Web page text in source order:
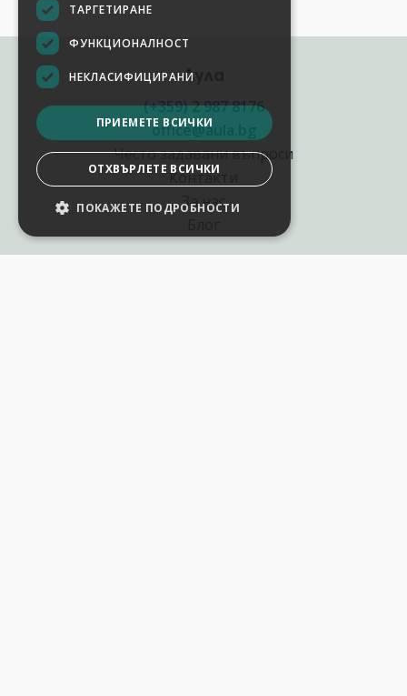
Аула
(+359) 2 987 8176
office@aula.bg
Често задавани въпроси
Контакти
За нас
ТАРГЕТИРАНЕ
ФУНКЦИОНАЛНОСТ
НЕКЛАСИФИЦИРАНИ
ПРИЕМЕТЕ ВСИЧКИ
ОТХВЪРЛЕТЕ ВСИЧКИ
ПОКАЖЕТЕ ПОДРОБНОСТИ